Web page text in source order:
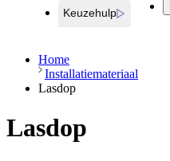
Keuzehulp
Home
Installatiemateriaal
Lasdop
Lasdop